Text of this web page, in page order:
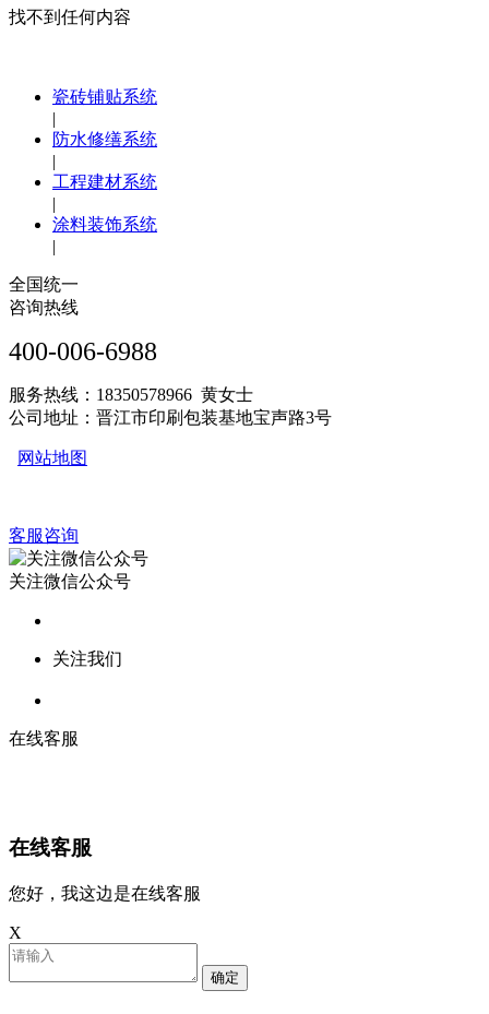
找不到任何内容
瓷砖铺贴系统
|
防水修缮系统
|
工程建材系统
|
涂料装饰系统
|
全国统一
咨询热线
400-006-6988
服务热线：18350578966 黄女士
公司地址：晋江市印刷包装基地宝声路3号
网站地图
客服咨询
关注微信公众号
关注我们
在线客服
在线客服
您好，我这边是在线客服
X
确定